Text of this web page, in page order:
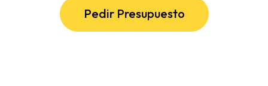
Pedir Presupuesto